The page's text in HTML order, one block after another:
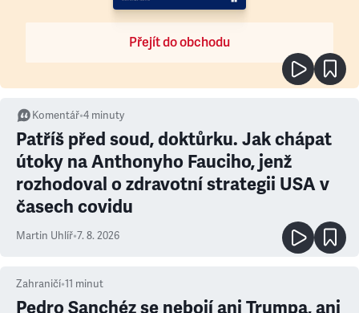
Přejít do obchodu
Komentář•4 minuty
Patříš před soud, doktůrku. Jak chápat
útoky na Anthonyho Fauciho, jenž
rozhodoval o zdravotní strategii USA v
časech covidu
Martin Uhlíř•7. 8. 2026
Zahraničí•11 minut
Pedro Sanchéz se nebojí ani Trumpa, ani